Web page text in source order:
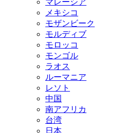
メキシコ
モザンビーク
モルディブ
モロッコ
モンゴル
ラオス
ルーマニア
レソト
中国
南アフリカ
台湾
日本